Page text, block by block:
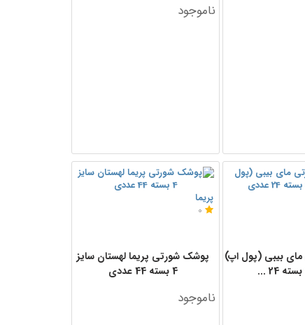
ناموجود
پریما
0
پوشک شورتی پریما لهستان سایز
4 بسته 44 عددی
ناموجود
بیبی (پول اپ)